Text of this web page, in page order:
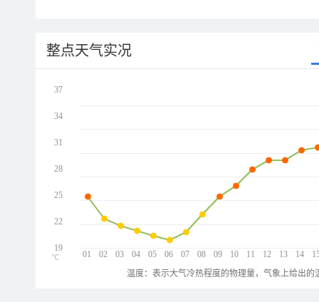
整点天气实况
01 02 03 04 05 06 07 08 09 10 11 12 13 14
37
34
31
28
25
22
19
℃
温度：表示大气冷热程度的物理量，气象上给出